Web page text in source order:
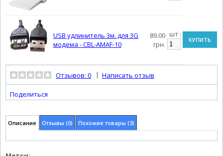
USB удлинитель 3м. для 3G
модема - CBL-AMAF-10
89.00
грн.
шт :
КУПИТЬ
Отзывов: 0 | Написать отзыв
Поделиться
Описание Отзывы (0) Похожие товары (3)